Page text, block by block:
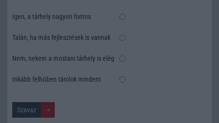
Igen, a tárhely nagyon fontos
Talán, ha más fejlesztések is vannak
Nem, nekem a mostani tárhely is elég
Inkább felhőben tárolok mindent